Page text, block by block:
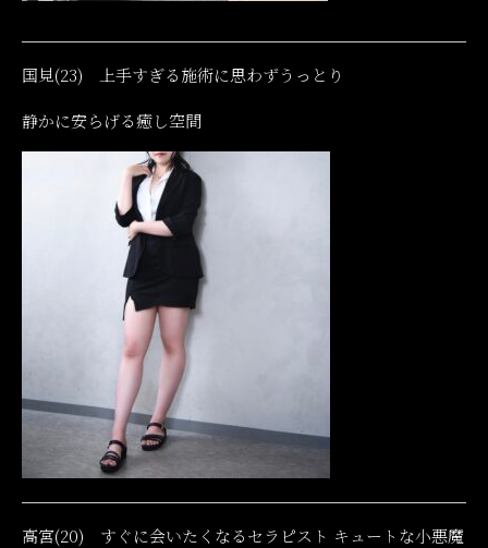
国見(23) 上手すぎる施術に思わずうっとり
静かに安らげる癒し空間
高宮(20) すぐに会いたくなるセラピスト キュートな小悪魔